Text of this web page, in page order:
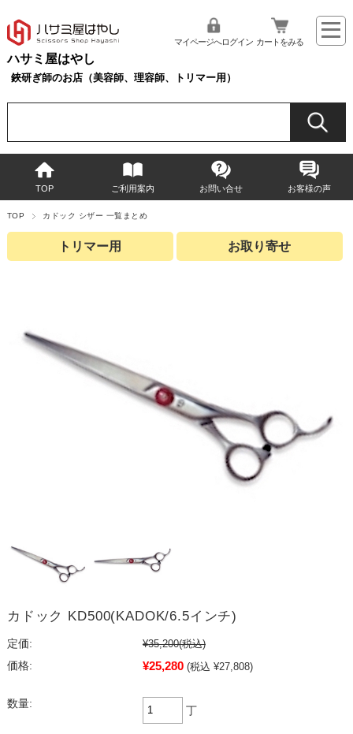
ハサミ屋はやし
鋏研ぎ師のお店（美容師、理容師、トリマー用）
マイページへログイン カートをみる
TOP ご利用案内 お問い合せ お客様の声
TOP カドック シザー 一覧まとめ
トリマー用 お取り寄せ
カドック KD500(KADOK/6.5インチ)
定価: ¥35,200(税込)
価格:
¥25,280 (税込 ¥27,808)
数量:
丁